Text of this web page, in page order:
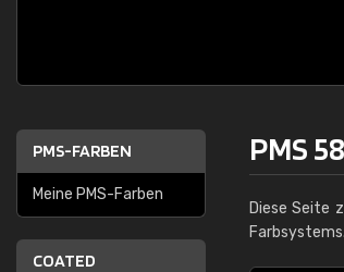
PMS-FARBEN
Meine PMS-Farben
COATED
PMS
Diese Seite
Farbsystems.